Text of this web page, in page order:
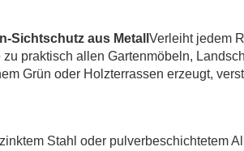
Sichtschutz aus Metall Verleiht jedem
praktisch allen Gartenmöbeln,
Grün oder Holzterrassen erzeugt,
Stahl oder pulverbeschichtetem